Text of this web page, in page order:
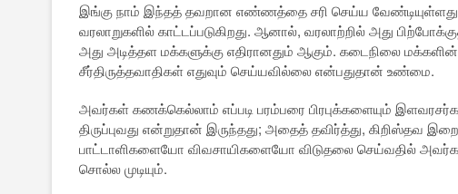
இங்கு நாம் இந்தத் தவறான எண்ணத்தை சரி செய்ய
வரலாறுகளில் காட்டப்படுகிறது. ஆனால், வரலாற்றில் அது
அது அடித்தள மக்களுக்கு எதிரானதும் ஆகும். கடைநிலை
சீர்திருத்தவாதிகள் எதுவும் செய்யவில்லை என்பதுதான் உண்மை.
அவர்கள் கணக்கெல்லாம் எப்படி பரம்பரை பிரபுக்களையும்
திருப்புவது என்றுதான் இருந்தது; அதைத் தவிர்த்து, கிறிஸ்தவ
பாட்டாளிகளையோ விவசாயிகளையோ விடுதலை செய்வதில்
சொல்ல முடியும்.